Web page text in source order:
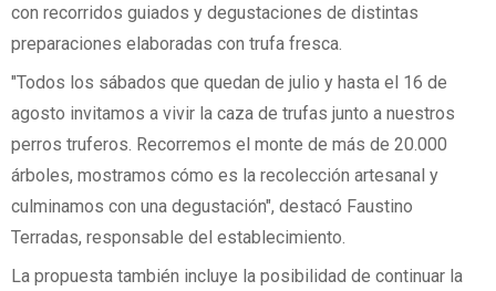
con recorridos guiados y degustaciones de distintas
preparaciones elaboradas con trufa fresca.
"Todos los sábados que quedan de julio y hasta el 16 de
agosto invitamos a vivir la caza de trufas junto a nuestros
perros truferos. Recorremos el monte de más de 20.000
árboles, mostramos cómo es la recolección artesanal y
culminamos con una degustación", destacó Faustino
Terradas, responsable del establecimiento.
La propuesta también incluye la posibilidad de continuar la